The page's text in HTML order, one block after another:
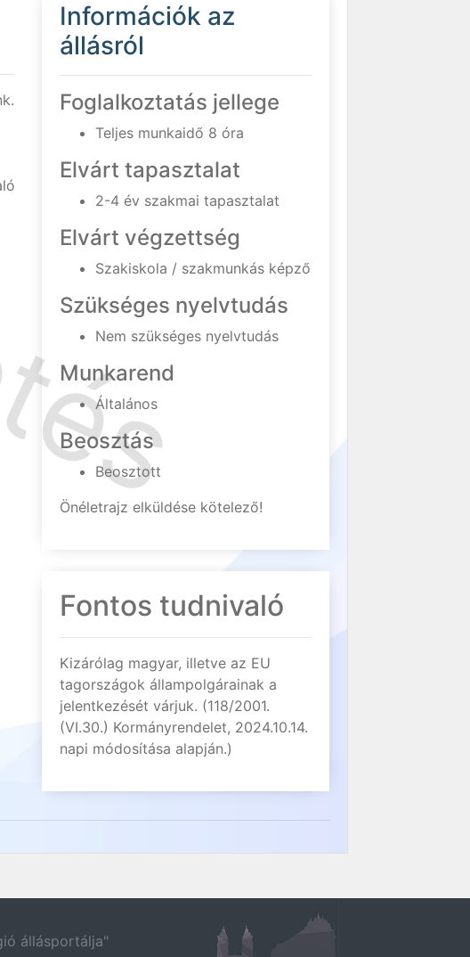
Információk az
állásról
Foglalkoztatás jellege
Teljes munkaidő 8 óra
Elvárt tapasztalat
2-4 év szakmai tapasztalat
Elvárt végzettség
Szakiskola / szakmunkás képző
Szükséges nyelvtudás
Nem szükséges nyelvtudás
Munkarend
Általános
Beosztás
Beosztott
Önéletrajz elküldése kötelező!
Fontos tudnivaló
Kizárólag magyar, illetve az EU
tagországok állampolgárainak a
jelentkezését várjuk. (118/2001.
(VI.30.) Kormányrendelet, 2024.10.14.
napi módosítása alapján.)
állásportálja"